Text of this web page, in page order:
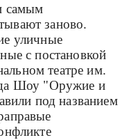
самым
заново.
уличные
с постановкой
театре им.
Шоу "Оружие и
под названием